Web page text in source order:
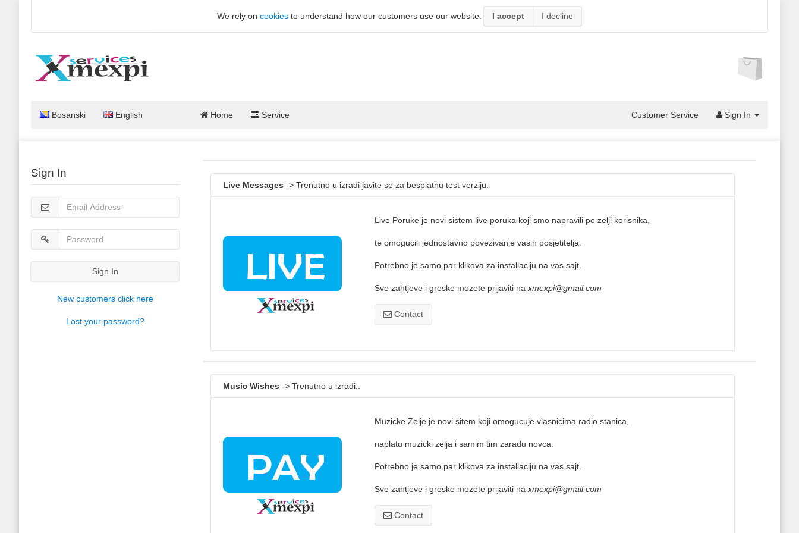
We rely on cookies to understand how our customers use our website. I accept I decline
Bosanski English Home Service Customer Service Sign In
Sign In
Sign In
New customers click here
Lost your password?
Live Messages -> Trenutno u izradi javite se za besplatnu test verziju.
Live Poruke je novi sistem live poruka koji smo napravili po zelji korisnika,
te omogucili jednostavno povezivanje vasih posjetitelja.
Potrebno je samo par klikova za installaciju na vas sajt.
Sve zahtjeve i greske mozete prijaviti na xmexpi@gmail.com
Contact
Music Wishes -> Trenutno u izradi..
Muzicke Zelje je novi sitem koji omogucuje vlasnicima radio stanica,
naplatu muzicki zelja i samim tim zaradu novca.
Potrebno je samo par klikova za installaciju na vas sajt.
Sve zahtjeve i greske mozete prijaviti na xmexpi@gmail.com
Contact